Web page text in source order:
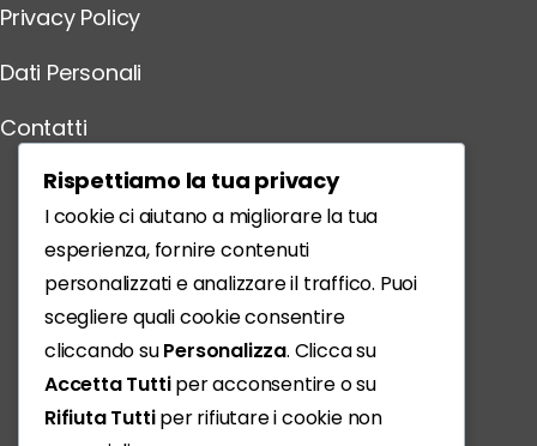
Privacy Policy
Dati Personali
Contatti
Scarica l'App
Rispettiamo la tua privacy
I cookie ci aiutano a migliorare la tua
esperienza, fornire contenuti
personalizzati e analizzare il traffico. Puoi
scegliere quali cookie consentire
cliccando suPersonalizza. Clicca su
Accetta Tuttiper acconsentire o su
Rifiuta Tuttiper rifiutare i cookie non